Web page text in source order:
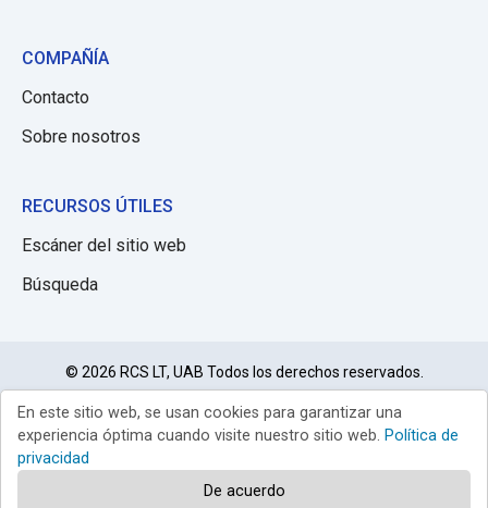
COMPAÑÍA
Contacto
Sobre nosotros
RECURSOS ÚTILES
Escáner del sitio web
Búsqueda
© 2026 RCS LT, UAB Todos los derechos reservados.
Política de
privacidad
Limitación de
responsabilidad
Condiciones de
uso
En este sitio web, se usan cookies para garantizar una
experiencia óptima cuando visite nuestro sitio web. Política de
privacidad
De acuerdo